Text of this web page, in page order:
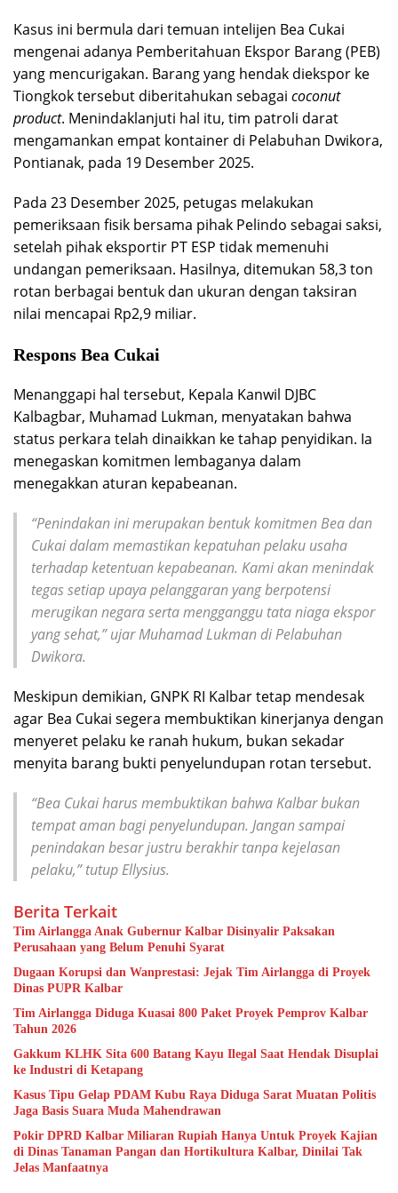
Kasus ini bermula dari temuan intelijen Bea Cukai
mengenai adanya Pemberitahuan Ekspor Barang (PEB)
yang mencurigakan. Barang yang hendak diekspor ke
Tiongkok tersebut diberitahukan sebagai coconut
product. Menindaklanjuti hal itu, tim patroli darat
mengamankan empat kontainer di Pelabuhan Dwikora,
Pontianak, pada 19 Desember 2025.
Pada 23 Desember 2025, petugas melakukan
pemeriksaan fisik bersama pihak Pelindo sebagai saksi,
setelah pihak eksportir PT ESP tidak memenuhi
undangan pemeriksaan. Hasilnya, ditemukan 58,3 ton
rotan berbagai bentuk dan ukuran dengan taksiran
nilai mencapai Rp2,9 miliar.
Respons Bea Cukai
Menanggapi hal tersebut, Kepala Kanwil DJBC
Kalbagbar, Muhamad Lukman, menyatakan bahwa
status perkara telah dinaikkan ke tahap penyidikan. Ia
menegaskan komitmen lembaganya dalam
menegakkan aturan kepabeanan.
“Penindakan ini merupakan bentuk komitmen Bea dan
Cukai dalam memastikan kepatuhan pelaku usaha
terhadap ketentuan kepabeanan. Kami akan menindak
tegas setiap upaya pelanggaran yang berpotensi
merugikan negara serta mengganggu tata niaga ekspor
yang sehat,” ujar Muhamad Lukman di Pelabuhan
Dwikora.
Meskipun demikian, GNPK RI Kalbar tetap mendesak
agar Bea Cukai segera membuktikan kinerjanya dengan
menyeret pelaku ke ranah hukum, bukan sekadar
menyita barang bukti penyelundupan rotan tersebut.
“Bea Cukai harus membuktikan bahwa Kalbar bukan
tempat aman bagi penyelundupan. Jangan sampai
penindakan besar justru berakhir tanpa kejelasan
pelaku,” tutup Ellysius.
Berita Terkait
Tim Airlangga Anak Gubernur Kalbar Disinyalir Paksakan
Perusahaan yang Belum Penuhi Syarat
Dugaan Korupsi dan Wanprestasi: Jejak Tim Airlangga di Proyek
Dinas PUPR Kalbar
Tim Airlangga Diduga Kuasai 800 Paket Proyek Pemprov Kalbar
Tahun 2026
Gakkum KLHK Sita 600 Batang Kayu Ilegal Saat Hendak Disuplai
ke Industri di Ketapang
Kasus Tipu Gelap PDAM Kubu Raya Diduga Sarat Muatan Politis
Jaga Basis Suara Muda Mahendrawan
Pokir DPRD Kalbar Miliaran Rupiah Hanya Untuk Proyek Kajian
di Dinas Tanaman Pangan dan Hortikultura Kalbar, Dinilai Tak
Jelas Manfaatnya